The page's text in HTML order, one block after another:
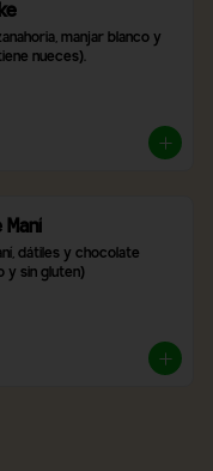
manjar blanco y
nueces).
dátiles y chocolate
y sin gluten)